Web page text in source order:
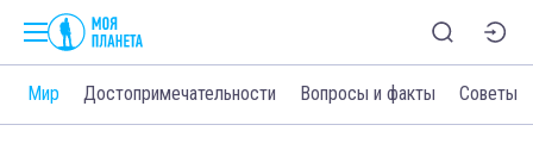
Мир Достопримечательности Вопросы и факты Советы